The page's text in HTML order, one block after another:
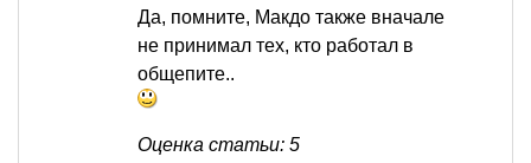
Да, помните, Макдо также вначале
не принимал тех, кто работал в
общепите..
Оценка статьи: 5